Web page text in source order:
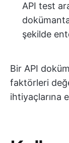
API test
şekilde
Bir API
faktörleri
ihtiyaçlarına